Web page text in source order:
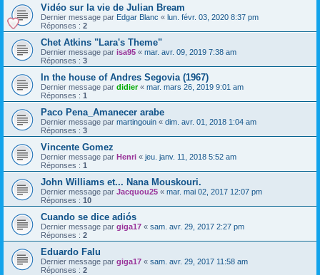
Vidéo sur la vie de Julian Bream
Dernier message par Edgar Blanc « lun. févr. 03, 2020 8:37 pm
Réponses : 2
Chet Atkins "Lara's Theme"
Dernier message par isa95 « mar. avr. 09, 2019 7:38 am
Réponses : 3
In the house of Andres Segovia (1967)
Dernier message par didier« mar. mars 26, 2019 9:01 am
Réponses : 1
Paco Pena_Amanecer arabe
Dernier message par martingouin « dim. avr. 01, 2018 1:04 am
Réponses : 3
Vincente Gomez
Dernier message par Henri « jeu. janv. 11, 2018 5:52 am
Réponses : 1
John Williams et... Nana Mouskouri.
Dernier message par Jacquou25 « mar. mai 02, 2017 12:07 pm
Réponses : 10
Cuando se dice adiós
Dernier message par giga17 « sam. avr. 29, 2017 2:27 pm
Réponses : 2
Eduardo Falu
Dernier message par giga17 « sam. avr. 29, 2017 11:58 am
Réponses : 2